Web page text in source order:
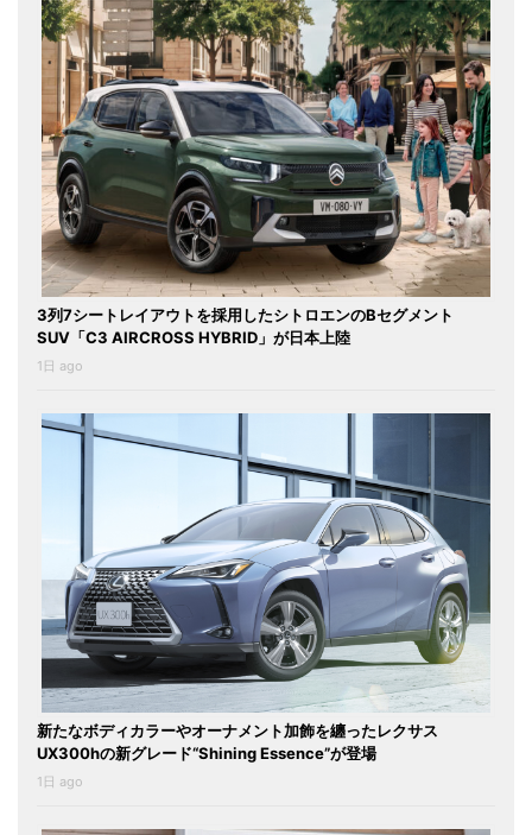
3列7シートレイアウトを採用したシトロエンのBセグメント
SUV「C3 AIRCROSS HYBRID」が日本上陸
1日 ago
新たなボディカラーやオーナメント加飾を纏ったレクサス
UX300hの新グレード“Shining Essence”が登場
1日 ago